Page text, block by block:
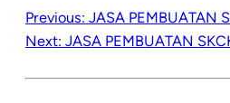
Previous: JASA PEMBUATAN
Next: JASA PEMBUATAN